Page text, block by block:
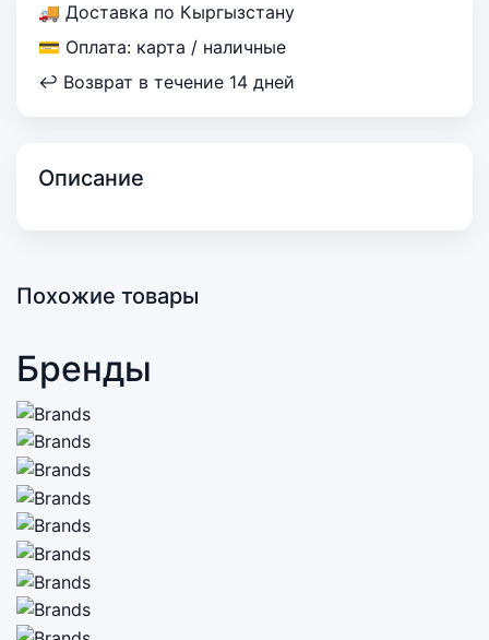
🚚 Доставка по Кыргызстану
💳 Оплата: карта / наличные
↩ Возврат в течение 14 дней
Описание
Похожие товары
Бренды